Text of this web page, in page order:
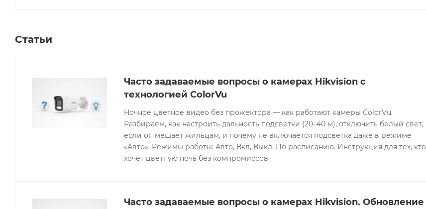
Статьи
Часто задаваемые вопросы о камерах Hikvision с
технологией ColorVu
Ночное цветное видео без прожектора — как работают камеры ColorVu.
Разбираем, как настроить дальность подсветки (20–40 м), отключить белый свет,
если он мешает жильцам, и почему не включается подсветка даже в режиме
«Авто». Режимы работы: Авто, Вкл, Выкл, По расписанию. Инструкция для тех, кто
хочет цветную ночь без компромиссов.
Часто задаваемые вопросы о камерах Hikvision. Обновление